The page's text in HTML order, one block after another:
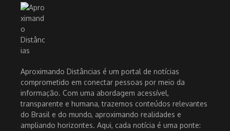
Aproximando Distâncias é um portal de notícias
comprometido em conectar pessoas por meio da
informação. Com uma abordagem acessível,
transparente e humana, trazemos conteúdos relevantes
do Brasil e do mundo, aproximando realidades e
ampliando horizontes. Aqui, cada notícia é uma ponte: